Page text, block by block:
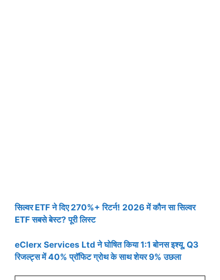
सिल्वर ETF ने दिए 270%+ रिटर्न! 2026 में कौन सा सिल्वर
ETF सबसे बेस्ट? पूरी लिस्ट
eClerx Services Ltd ने घोषित किया 1:1 बोनस इश्यू, Q3
रिजल्ट्स में 40% प्रॉफिट ग्रोथ के साथ शेयर 9% उछला